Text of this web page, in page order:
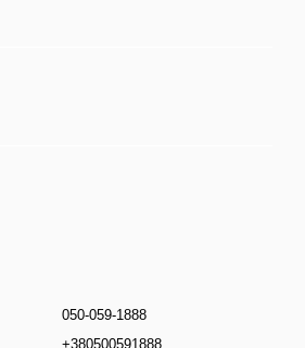
050-059-1888
+380500591888